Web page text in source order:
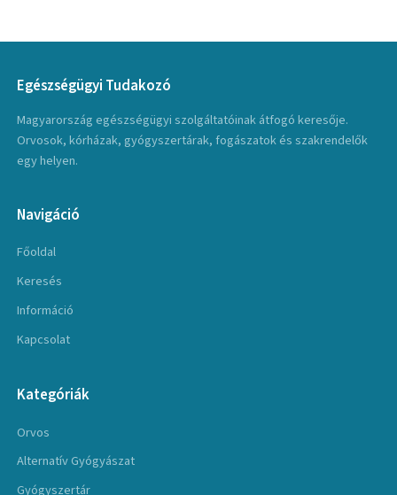
Egészségügyi Tudakozó
Magyarország egészségügyi szolgáltatóinak átfogó keresője.
Orvosok, kórházak, gyógyszertárak, fogászatok és szakrendelők
egy helyen.
Navigáció
Főoldal
Keresés
Információ
Kapcsolat
Kategóriák
Orvos
Alternatív Gyógyászat
Gyógyszertár